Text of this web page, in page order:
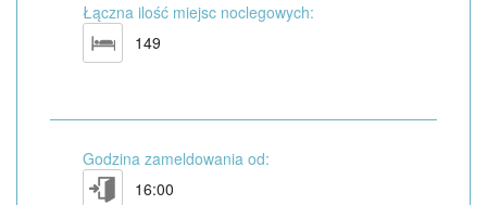
Łączna ilość miejsc noclegowych:
149
Godzina zameldowania od:
16:00